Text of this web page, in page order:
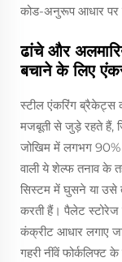
कोड-अनुरूप आधार पर
ढांचे और
बचाने के लिए
स्टील एंकरिंग ब्रैकेट्स
मजबूती से जुड़े रहते हैं,
जोखिम में लगभग
वाली ये शेल्फ तनाव के
सिस्टम में घुसने या उसे
करती हैं। पैलेट स्टोरेज
कंक्रीट आधार लगाए
गहरी नींवें फोर्कलिफ्ट